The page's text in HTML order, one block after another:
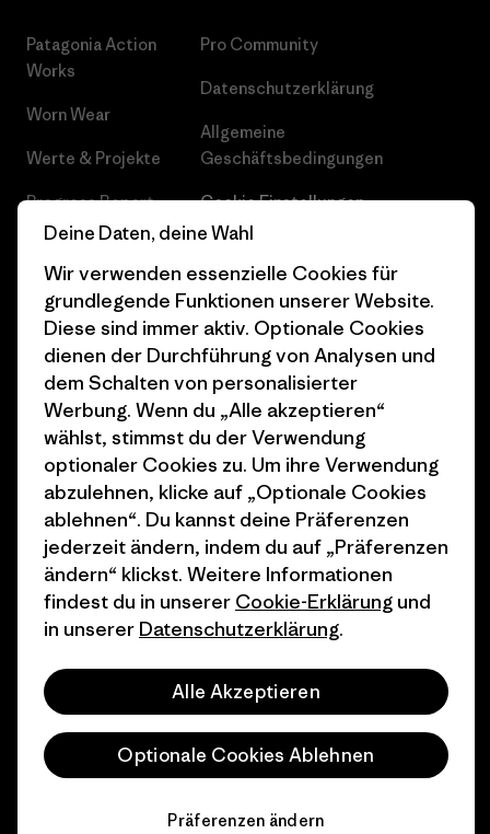
Patagonia Action
Works
Worn Wear
Werte & Projekte
Progress Report
Business Unusual
Klimaziele
1% For The Planet
Wie wir finanzieren
Geschenkgutscheine
Stores in deiner
Nähe
Pro Community
Datenschutzerklärung
Allgemeine
Geschäftsbedingungen
Cookie Einstellungen
Karriere
Pressekontakt
Industry program
Affiliate-Programm
Patagonia Deutschland
Seitenverzeichnis
© 2026 Patagonia, Inc. All Rights Reserved.
Deine Daten, deine Wahl
Wir verwenden essenzielle Cookies für
grundlegende Funktionen unserer Website.
Diese sind immer aktiv. Optionale Cookies
dienen der Durchführung von Analysen und
dem Schalten von personalisierter
Werbung. Wenn du „Alle akzeptieren“
wählst, stimmst du der Verwendung
optionaler Cookies zu. Um ihre Verwendung
abzulehnen, klicke auf „Optionale Cookies
ablehnen“. Du kannst deine Präferenzen
jederzeit ändern, indem du auf „Präferenzen
ändern“ klickst. Weitere Informationen
findest du in unserer Cookie-Erklärung und
in unserer Datenschutzerklärung.
Alle Akzeptieren
Optionale Cookies Ablehnen
Präferenzen ändern